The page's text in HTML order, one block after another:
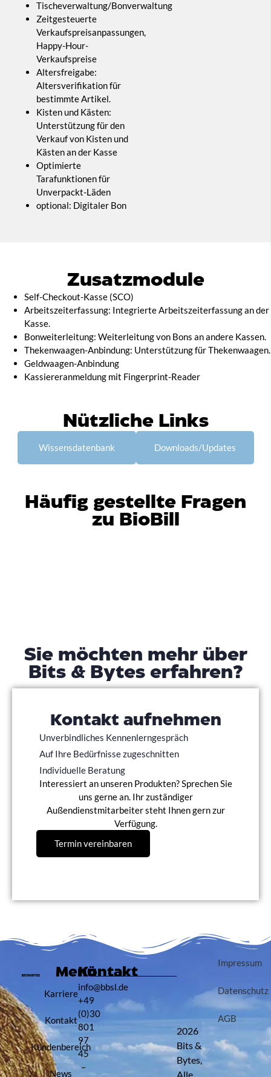
Tischeverwaltung/Bonverwaltung
Zeitgesteuerte
Verkaufspreisanpassungen,
Happy-Hour-
Verkaufspreise
Altersfreigabe:
Altersverifikation für
bestimmte Artikel.
Kisten und Kästen:
Unterstützung für den
Verkauf von Kisten und
Kästen an der Kasse
Optimierte
Tarafunktionen für
Unverpackt-Läden
optional: Digitaler Bon
Zusatzmodule
Self-Checkout-Kasse (SCO)
Arbeitszeiterfassung: Integrierte Arbeitszeiterfassung an der
Kasse.
Bonweiterleitung: Weiterleitung von Bons an andere Kassen.
Thekenwaagen-Anbindung: Unterstützung für Thekenwaagen.
Geldwaagen-Anbindung
Kassiereranmeldung mit Fingerprint-Reader
Nützliche Links
Wissensdatenbank Downloads/Updates
Häufig gestellte Fragen
zu BioBill
Sie möchten mehr über
Bits & Bytes erfahren?
Kontakt aufnehmen
Unverbindliches Kennenlerngespräch
Auf Ihre Bedürfnisse zugeschnitten
Individuelle Beratung
Interessiert an unseren Produkten? Sprechen Sie
uns gerne an. Ihr zuständiger
Außendienstmitarbeiter steht Ihnen gern zur
Verfügung.
Termin vereinbaren
Menü
Karriere
Kontakt
Kundenbereich
News
Kontakt
info@bbsl.de
+49
(0)30
801
97
45
–
2026
Bits &
Bytes,
Alle
Impressum
Datenschutz
AGB